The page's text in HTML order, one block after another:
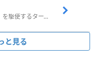
武器の『アビリティ』と『戦神』を駆使するターン制コマンドバトルRPG！
と見る